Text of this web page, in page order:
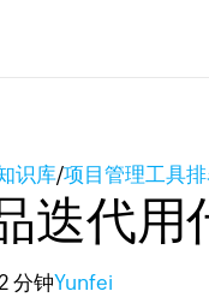
识库/项目管理工具
迭代用
分钟Yunfei